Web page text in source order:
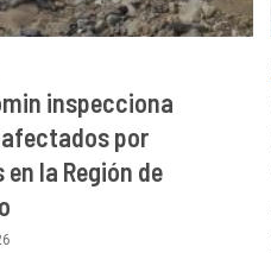
inspecciona
por
la Región de